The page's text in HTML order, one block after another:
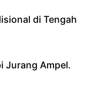
di Tengah
Jurang Ampel.